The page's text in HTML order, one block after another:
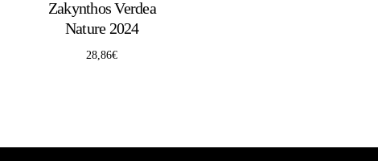
Zakynthos Verdea
Nature 2024
28,86€